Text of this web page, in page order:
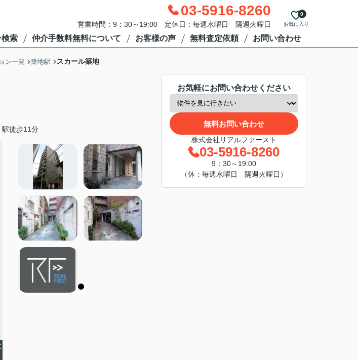
03-5916-8260
営業時間：9：30～19:00 定休日：毎週水曜日 隔週火曜日 お気に入り
0
索 仲介手数料無料について お客様の声 無料査定依頼 お問い合わせ
ン一覧 築地駅 スカール築地
駅徒歩11分
お気軽にお問い合わせください
無料お問い合わせ
株式会社リアルファースト
03-5916-8260
9：30～19:00
（休：毎週水曜日 隔週火曜日）